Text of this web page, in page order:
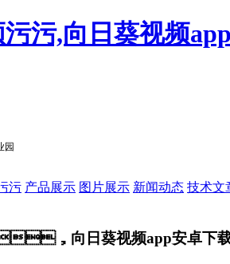
污,向日葵视频
园
污 产品展示 图片展示 新闻动态 技术文
，向日葵视频app安卓下载，